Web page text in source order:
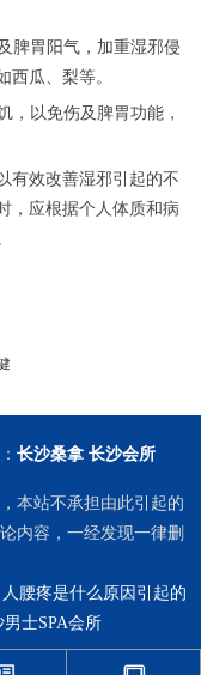
脾胃阳气，加重湿邪侵
西瓜、梨等。
，以免伤及脾胃功能，
有效改善湿邪引起的不
，应根据个人体质和病
长沙桑拿 长沙会所
本站不承担由此引起的
内容，一经发现一律删
人腰疼是什么原因引起的
男士SPA会所